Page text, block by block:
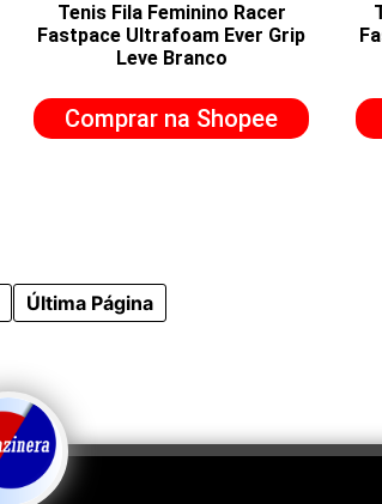
Tenis Fila Feminino Racer
Fastpace Ultrafoam Ever Grip
Leve Branco
Comprar na Shopee
Última Página